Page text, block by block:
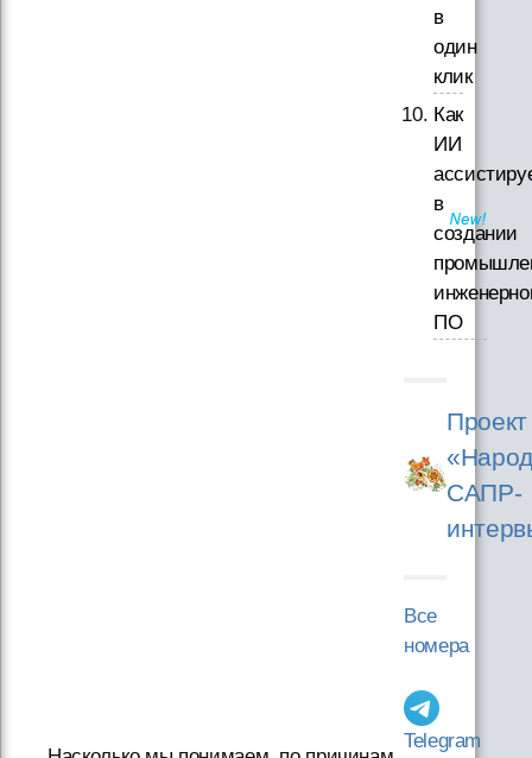
в
один
клик
Как
ИИ
в
создании
ПО
Проект
САПР-
Все
номера
Telegram